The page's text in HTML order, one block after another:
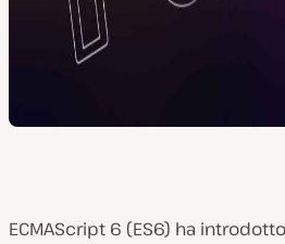
ECMAScript 6 (ES6) ha